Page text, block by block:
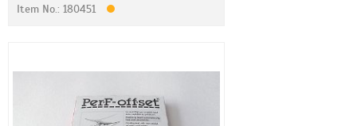
Item No.: 180451